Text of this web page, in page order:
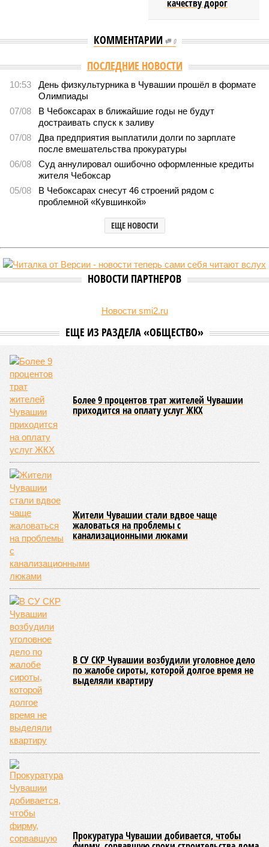
качеству дорог
КОММЕНТАРИИ 0
Версия //Власть //Роспотребнадзор после проверки отстранил от
работы 20 сотрудников детских лагерей
Роспотребнадзор после проверки отстранил от работы 20
сотрудников детских лагерей
1989
Здоровый отдых
детских лагерей (фото: pixnio.com)
Руководитель Управления Роспотребнадзора по Чувашской
Республике Татьяна Гермонова принимала участие в заседании
Межведомственной комиссии, занимающейся вопросами
организации детского отдыха и оздоровления в регионе. В
летней оздоровительной кампании 2026 года и промежуточные
были обобщены
нынешнем сезоне функционирует 299 таких учреждений,
причём 14 из них относятся к загородному типу. Сотрудники
ведомства осуществили 105 выездных проверок и
профилактических визитов, что позволило охватить
проверочными действиями значительную долю лагерей. По
итогам проведённых мероприятий различные нарушения
были зафиксированы в 33 учреждениях. В адрес
администраций этих объектов были вынесены
предписания, обязывающие устранить выявленные
недостатки.
Среди наиболее часто встречающихся нарушений
оказались следующие: ненадлежащее содержание
территории и несоблюдение санитарно-гигиенических норм
на ней; нарушения в процессе организации питания детей и
при обеспечении питьевого режима; а также
несвоевременное или неполное проведение медицинских
осмотров сотрудников лагерей.
Особый контроль был направлен на персонал,
работающий на пищеблоках. В ходе этих проверок у 20
человек были обнаружены возбудители инфекций –
указанные сотрудники были незамедлительно отстранены
от выполнения своих обязанностей и направлены на
лечение.
Представители ведомства отметили, что оперативное
принятие указанных мер позволило избежать
возникновения массовых инфекционных заболеваний
среди детей, находившихся в оздоровительных
учреждениях.
Помимо этого, специалистами проводился лабораторный
контроль качества воды и готовой продукции: из всех
отобранных проб воды в двух случаях (что составило
1,9%) были зафиксированы отклонения по
микробиологическим показателям; также одно готовое